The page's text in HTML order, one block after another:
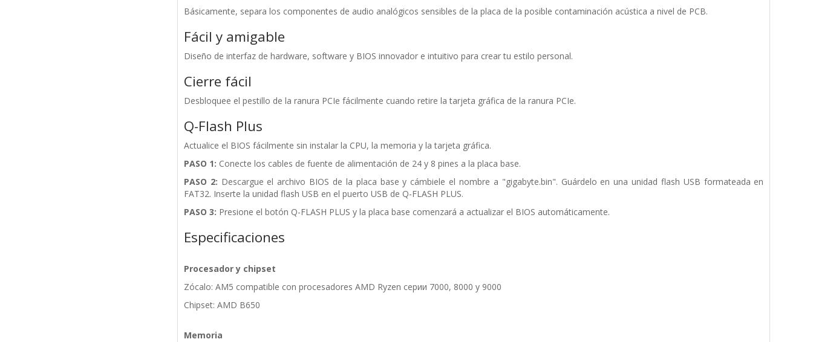
Básicamente, separa los componentes de audio analógicos sensibles de la placa de la posible contaminación acústica a nivel de PCB.
Fácil y amigable
Diseño de interfaz de hardware, software y BIOS innovador e intuitivo para crear tu estilo personal.
Cierre fácil
Desbloquee el pestillo de la ranura PCIe fácilmente cuando retire la tarjeta gráfica de la ranura PCIe.
Q-Flash Plus
Actualice el BIOS fácilmente sin instalar la CPU, la memoria y la tarjeta gráfica.
PASO 1: Conecte los cables de fuente de alimentación de 24 y 8 pines a la placa base.
PASO 2: Descargue el archivo BIOS de la placa base y cámbiele el nombre a "gigabyte.bin". Guárdelo en una unidad flash USB formateada en
FAT32. Inserte la unidad flash USB en el puerto USB de Q-FLASH PLUS.
PASO 3: Presione el botón Q-FLASH PLUS y la placa base comenzará a actualizar el BIOS automáticamente.
Especificaciones
Procesador y chipset
Zócalo: AM5 compatible con procesadores AMD Ryzen серии 7000, 8000 y 9000
Chipset: AMD B650
Memoria